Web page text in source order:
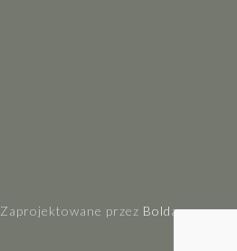
Zaprojektowane przez Boldare